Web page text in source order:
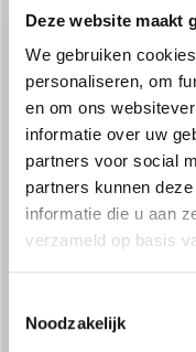
Deze website maakt
We gebruiken
personaliseren, om
en om ons
informatie over uw
partners voor social
partners kunnen
informatie die u aan
verzameld op basis
Noodzakelijk